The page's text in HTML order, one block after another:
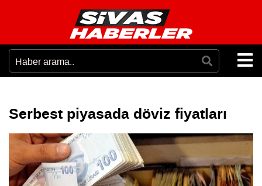
Serbest piyasada döviz fiyatları